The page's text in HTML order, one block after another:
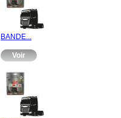
BANDE...
Voir